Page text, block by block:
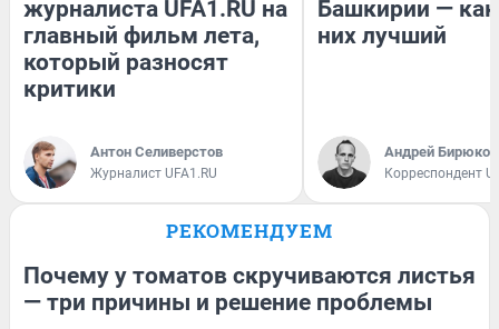
журналиста UFA1.RU на
главный фильм лета,
который разносят
критики
Антон Селиверстов
Журналист UFA1.RU
Башкирии —
них лучший
Андрей Бирюков
Корреспондент
РЕКОМЕНДУЕМ
Почему у томатов скручиваются листья
— три причины и решение проблемы